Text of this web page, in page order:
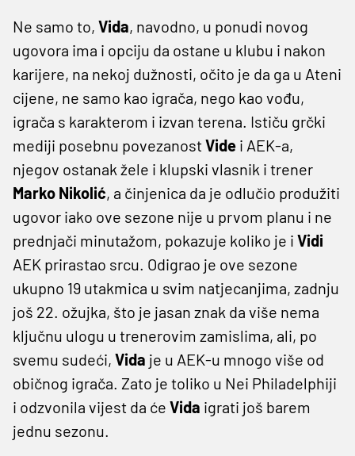
Ne samo to, Vida, navodno, u ponudi novog
ugovora ima i opciju da ostane u klubu i nakon
karijere, na nekoj dužnosti, očito je da ga u Ateni
cijene, ne samo kao igrača, nego kao vođu,
igrača s karakterom i izvan terena. Ističu grčki
mediji posebnu povezanostVide i AEK-a,
njegov ostanak žele i klupski vlasnik i trener
Marko Nikolić, a činjenica da je odlučio produžiti
ugovor iako ove sezone nije u prvom planu i ne
prednjači minutažom, pokazuje koliko je i Vidi
AEK prirastao srcu. Odigrao je ove sezone
ukupno 19 utakmica u svim natjecanjima, zadnju
još 22. ožujka, što je jasan znak da više nema
ključnu ulogu u trenerovim zamislima, ali, po
svemu sudeći, Vida je u AEK-u mnogo više od
običnog igrača. Zato je toliko u Nei Philadelphiji
i odzvonila vijest da će Vida igrati još barem
jednu sezonu.